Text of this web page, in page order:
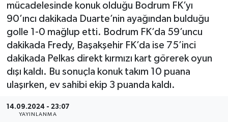
mücadelesinde konuk olduğu Bodrum FK’yı
90’ıncı dakikada Duarte’nin ayağından bulduğu
golle 1-0 mağlup etti. Bodrum FK’da 59’uncu
dakikada Fredy, Başakşehir FK’da ise 75’inci
dakikada Pelkas direkt kırmızı kart görerek oyun
dışı kaldı. Bu sonuçla konuk takım 10 puana
ulaşırken, ev sahibi ekip 3 puanda kaldı.
14.09.2024 - 23:07
YAYINLANMA
Sağlık
Magazin
Resmi Reklam
Röportajlar
Haber Arşivi